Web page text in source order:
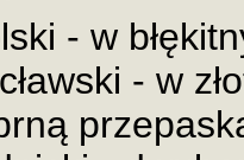
- w
- w